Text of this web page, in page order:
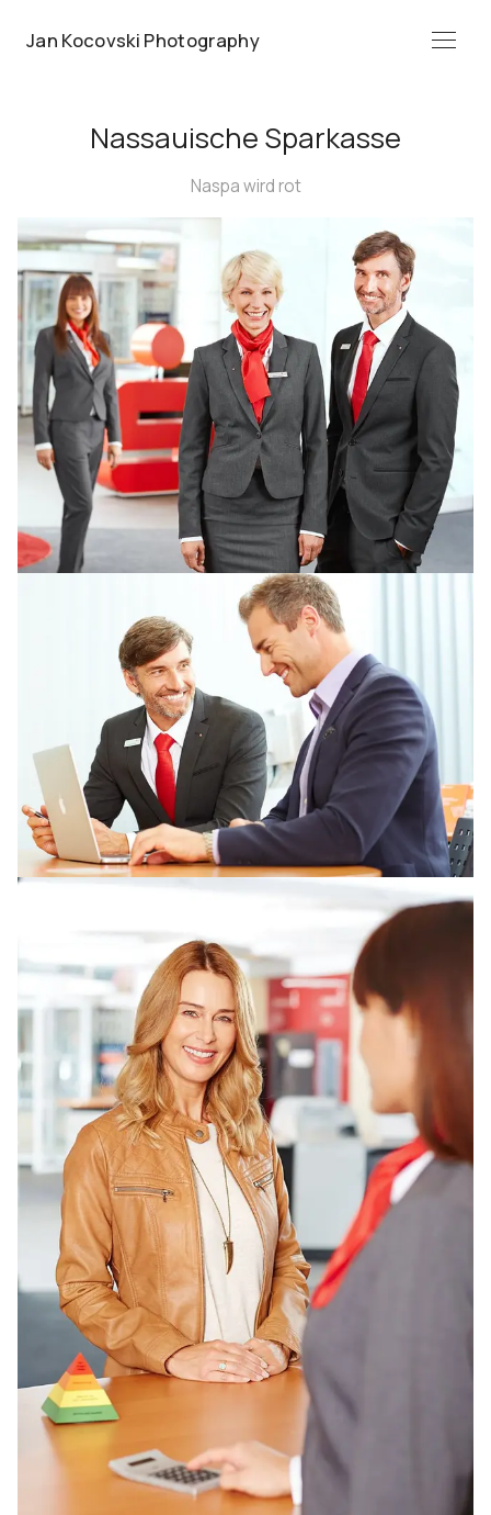
Jan Kocovski Photography Menü
Nassauische Sparkasse
Naspa wird rot